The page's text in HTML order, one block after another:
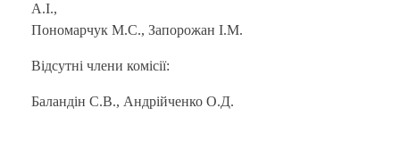
А.І.,
Пономарчук М.С., Запорожан І.М.
Відсутні члени комісії:
Баландін С.В., Андрійченко О.Д.